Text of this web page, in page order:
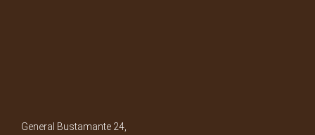
General Bustamante 24,